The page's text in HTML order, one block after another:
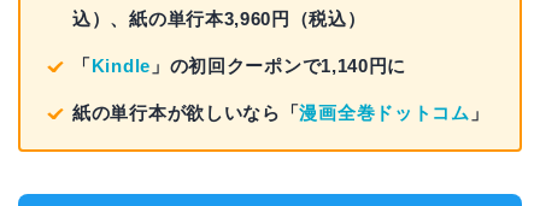
込）、紙の単行本3,960円（税込）
「Kindle 」の初回クーポンで1,140円に
紙の単行本が欲しいなら「漫画全巻ドットコム 」